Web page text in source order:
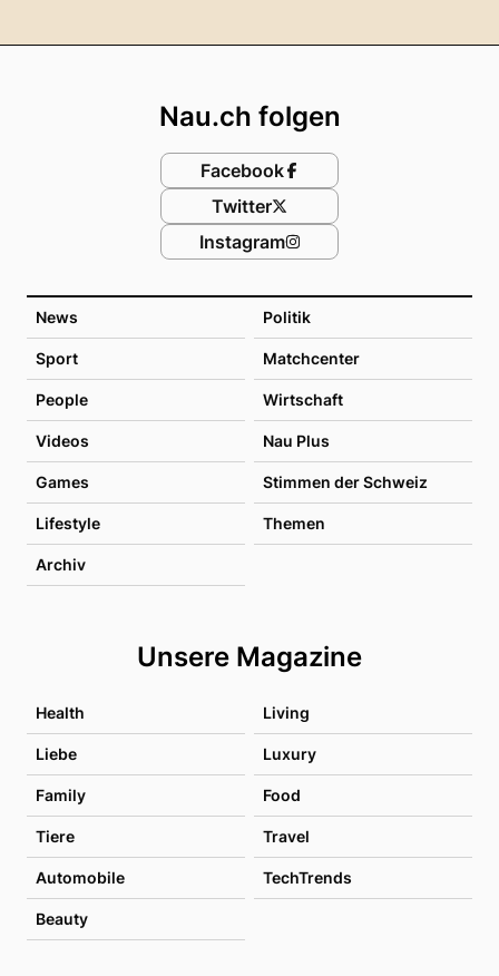
News Politik
Sport Matchcenter
People Wirtschaft
Videos Nau Plus
Games Stimmen der Schweiz
Lifestyle Themen
Archiv
Unsere Magazine
Health Living
Liebe Luxury
Family Food
Tiere Travel
Automobile TechTrends
Beauty
Nau.ch folgen
Facebook
Twitter
Instagram